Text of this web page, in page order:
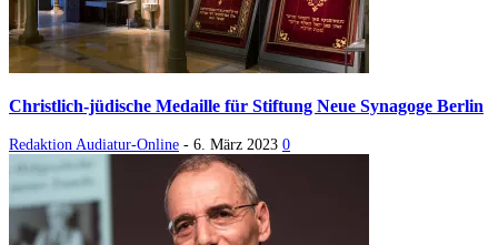
Christlich-jüdische Medaille für Stiftung Neue Synagoge Berlin
Redaktion Audiatur-Online - 6. März 2023 0